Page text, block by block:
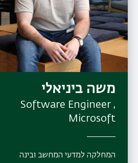
משה ביניאלי
Software Engineer ,
Microsoft
המחלקה למדעי המחשב ובינה